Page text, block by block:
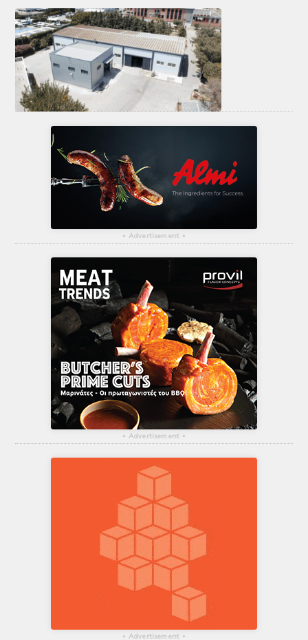
ΕΥΡΩΠΑΪΚΗ ΝΟΜΟΘΕΣΙΑ
ΤΟ ΠΕΡΙΟΔΙΚΟ
Profile
ΑΡΧΕΙΟ ΤΕΥΧΩΝ
ΣΥΝΕΔΡΙΟ ΚΡΕΑΤΟΣ
▴ Advertisement ▴
▴ Advertisement ▴
▴ Advertisement ▴